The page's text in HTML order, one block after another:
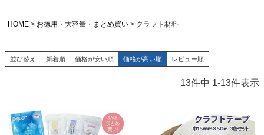
HOME お徳用・大容量・まとめ買い クラフト材料
並び替え 新着順 価格が安い順 価格が高い順 レビュー順
13件中 1-13件表示